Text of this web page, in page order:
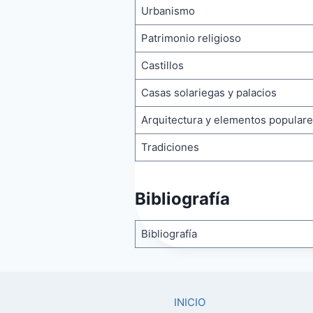
Urbanismo
Patrimonio religioso
Castillos
Casas solariegas y palacios
Arquitectura y elementos
Tradiciones
Bibliografía
Bibliografía
INICIO